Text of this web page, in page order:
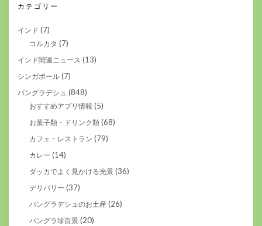
カテゴリー
インド (7)
コルカタ (7)
インド関連ニュース (13)
シンガポール (7)
バングラデシュ (848)
おすすめアプリ情報 (5)
お菓子類・ドリンク類 (68)
カフェ・レストラン (79)
カレー (14)
ダッカでよく見かける光景 (36)
デリバリー (37)
バングラデシュのお土産 (26)
バングラ珍百景 (20)